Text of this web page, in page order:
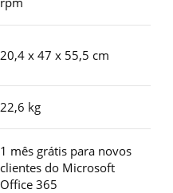
20,4 x 47 x 55,5 cm
22,6 kg
1 mês grátis para novos
clientes do Microsoft
Office 365